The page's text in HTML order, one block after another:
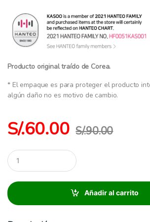
Producto original traído de Corea.
* El empaque es para proteger el producto
algún daño no es motivo de cambio.
S/.60.00 S/.90.00
C
a
n
i
d
Añadir al carrito